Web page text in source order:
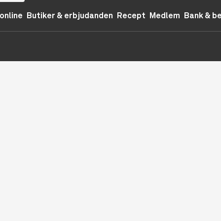
Butiker & erbjudanden Recept Medlem Bank &